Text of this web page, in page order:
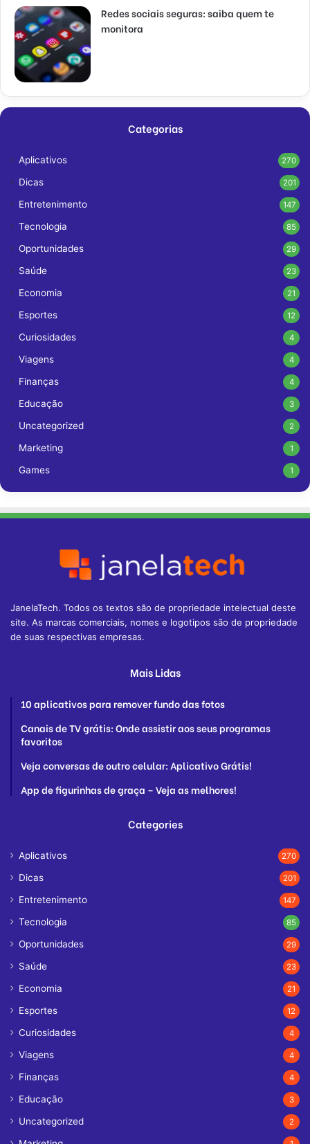
Redes sociais seguras: saiba quem te
monitora
Categorias
Aplicativos 270
Dicas 201
Entretenimento 147
Tecnologia 85
Oportunidades 29
Saúde 23
Economia 21
Esportes 12
Curiosidades 4
Viagens 4
Finanças 4
Educação 3
Uncategorized 2
Marketing 1
Games 1
JanelaTech. Todos os textos são de propriedade intelectual deste
site. As marcas comerciais, nomes e logotipos são de propriedade
de suas respectivas empresas.
Mais Lidas
10 aplicativos para remover fundo das fotos
Canais de TV grátis: Onde assistir aos seus programas
favoritos
Veja conversas de outro celular: Aplicativo Grátis!
App de figurinhas de graça – Veja as melhores!
Categories
Aplicativos 270
Dicas 201
Entretenimento 147
Tecnologia 85
Oportunidades 29
Saúde 23
Economia 21
Esportes 12
Curiosidades 4
Viagens 4
Finanças 4
Educação 3
Uncategorized 2